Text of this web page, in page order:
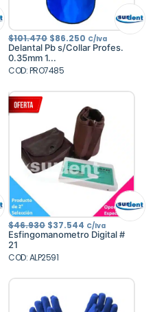
$101.470 El
precio
original
era:
$101.470.
$86.250 El
precio
actual
C/Iva
Delantal Pb s/Collar Profes.
0.35mm 1...
COD: PRO7485
$46.930 El
precio
original
$46.930.
$37.544 El
precio
actual
C/Iva
Esfingomanometro Digital #
21
COD: ALP2591